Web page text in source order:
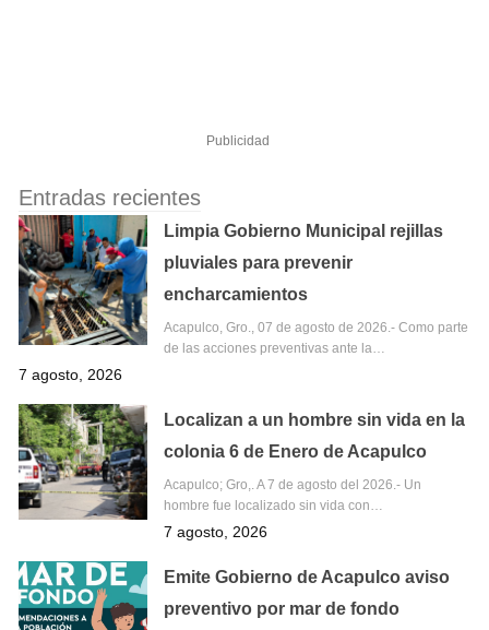
Publicidad
Entradas recientes
Limpia Gobierno Municipal rejillas
pluviales para prevenir
encharcamientos
Acapulco, Gro., 07 de agosto de 2026.- Como parte
de las acciones preventivas ante la…
7 agosto, 2026
Localizan a un hombre sin vida en la
colonia 6 de Enero de Acapulco
Acapulco; Gro,. A 7 de agosto del 2026.- Un
hombre fue localizado sin vida con…
7 agosto, 2026
Emite Gobierno de Acapulco aviso
preventivo por mar de fondo